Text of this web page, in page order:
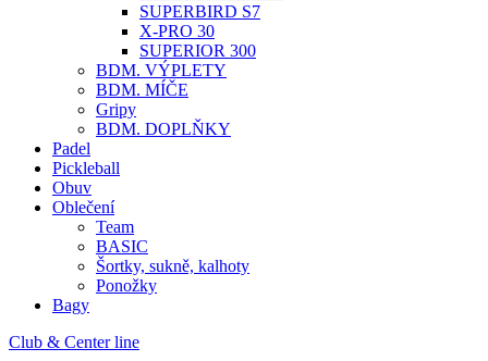
SUPERBIRD S7
X-PRO 30
SUPERIOR 300
BDM. VÝPLETY
BDM. MÍČE
Gripy
BDM. DOPLŇKY
Padel
Pickleball
Obuv
Oblečení
Team
BASIC
Šortky, sukně, kalhoty
Ponožky
Bagy
Club & Center line